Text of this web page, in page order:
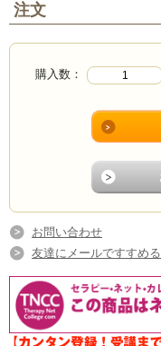
注文
購入数：
お問い合わせ
友達にメールですすめる